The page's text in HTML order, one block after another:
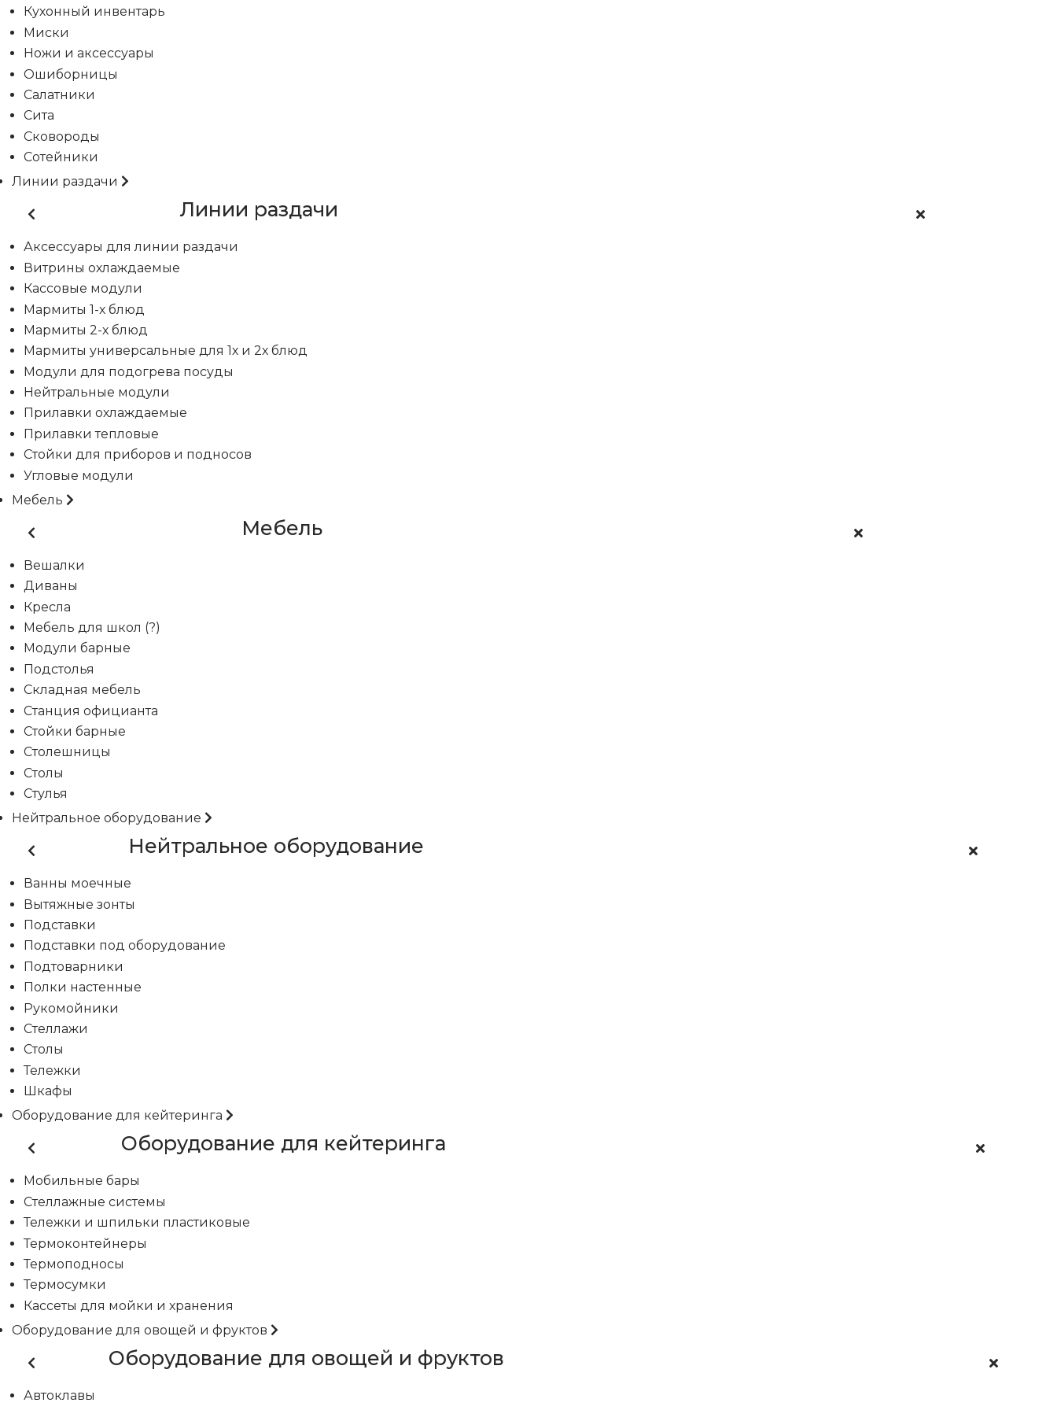
Кухонный инвентарь
Миски
Ножи и аксессуары
Ошиборницы
Салатники
Сита
Сковороды
Сотейники
Линии раздачи
Линии раздачи
Аксессуары для линии раздачи
Витрины охлаждаемые
Кассовые модули
Мармиты 1-х блюд
Мармиты 2-х блюд
Мармиты универсальные для 1х и 2х блюд
Модули для подогрева посуды
Нейтральные модули
Прилавки охлаждаемые
Прилавки тепловые
Стойки для приборов и подносов
Угловые модули
Мебель
Мебель
Вешалки
Диваны
Кресла
Мебель для школ (?)
Модули барные
Подстолья
Складная мебель
Станция официанта
Стойки барные
Столешницы
Столы
Стулья
Нейтральное оборудование
Нейтральное оборудование
Ванны моечные
Вытяжные зонты
Подставки
Подставки под оборудование
Подтоварники
Полки настенные
Рукомойники
Стеллажи
Столы
Тележки
Шкафы
Оборудование для кейтеринга
Оборудование для кейтеринга
Мобильные бары
Стеллажные системы
Тележки и шпильки пластиковые
Термоконтейнеры
Термоподносы
Термосумки
Кассеты для мойки и хранения
Оборудование для овощей и фруктов
Оборудование для овощей и фруктов
Автоклавы